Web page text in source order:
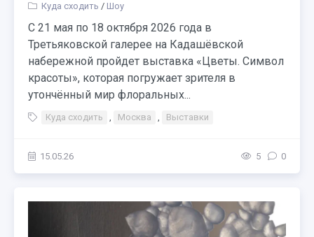
Куда сходить / Шоу
С 21 мая по 18 октября 2026 года в
Третьяковской галерее на Кадашёвской
набережной пройдет выставка «Цветы. Символ
красоты», которая погружает зрителя в
утончённый мир флоральных...
Куда сходить , Москва , Выставки
15.05.26 5 0